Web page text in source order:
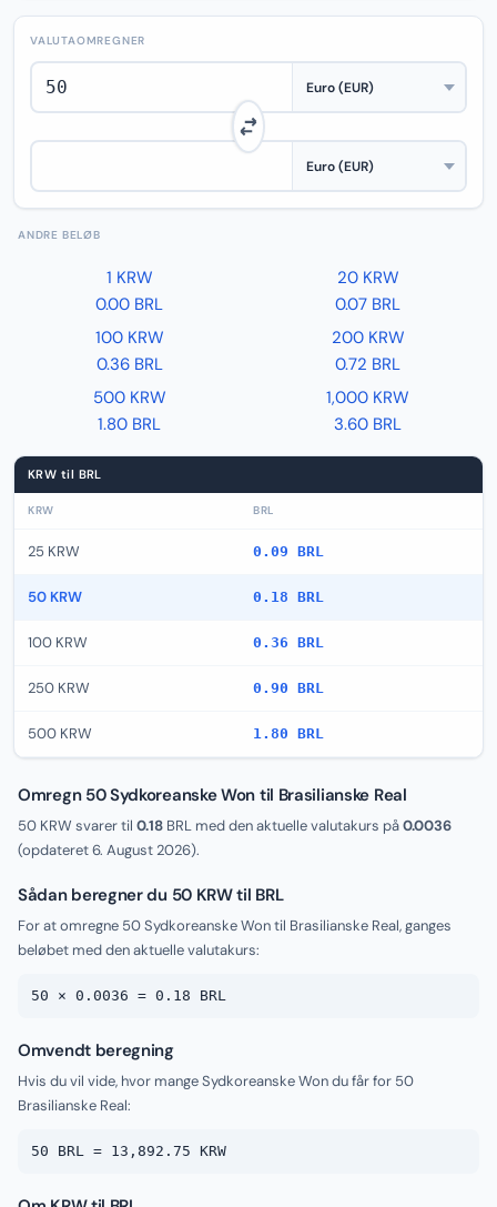
VALUTAOMREGNER
ANDRE BELØB
1 KRW
0.00 BRL
20 KRW
0.07 BRL
100 KRW
0.36 BRL
200 KRW
0.72 BRL
500 KRW
1.80 BRL
1,000 KRW
3.60 BRL
KRW til BRL
KRW BRL
25 KRW 0.09 BRL
50 KRW 0.18 BRL
100 KRW 0.36 BRL
250 KRW 0.90 BRL
500 KRW 1.80 BRL
Omregn 50 Sydkoreanske Won til Brasilianske Real
50 KRW svarer til 0.18 BRL med den aktuelle valutakurs på0.0036
(opdateret6. August 2026).
Sådan beregner du 50 KRW til BRL
For at omregne 50 Sydkoreanske Won til Brasilianske Real, ganges
beløbet med den aktuelle valutakurs:
50 × 0.0036 = 0.18 BRL
Omvendt beregning
Hvis du vil vide, hvor mange Sydkoreanske Won du får for 50
Brasilianske Real:
50 BRL = 13,892.75 KRW